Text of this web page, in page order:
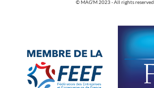
© MAG'M 2023 - All rights reserved